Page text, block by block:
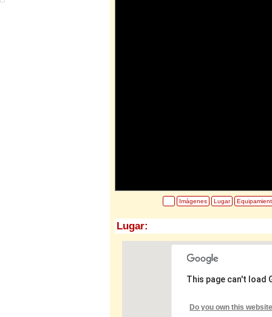
Imágenes Lugar
Lugar:
This page can't load
Do you own this